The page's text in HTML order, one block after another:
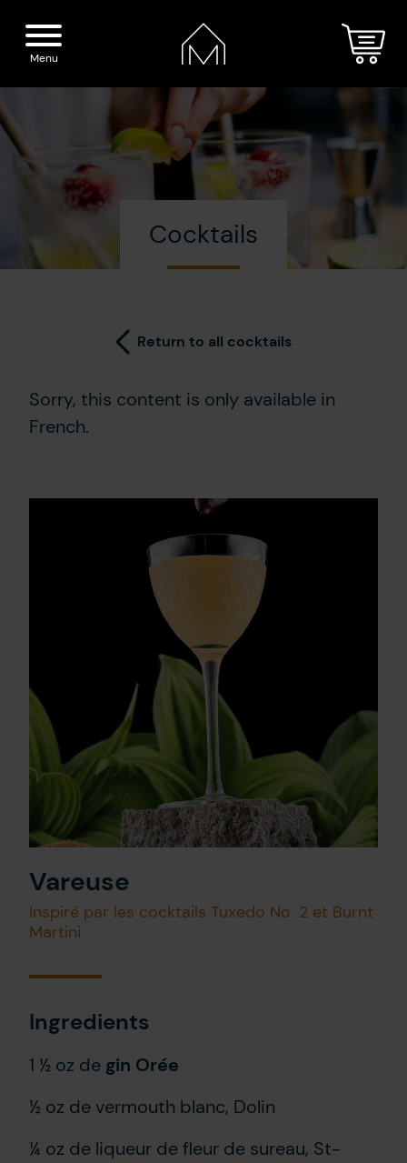
Home
Spirits
Our boutique
Blog
Contact Us
Menu
Cocktails
Return to all cocktails
Sorry, this content is only available in
French.
Vareuse
Inspiré par les cocktails Tuxedo No. 2 et Burnt
Martini
Ingredients
1 ½ oz de gin Orée
½ oz de vermouth blanc, Dolin
¼ oz de liqueur de fleur de sureau, St-